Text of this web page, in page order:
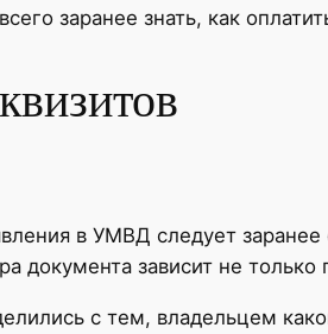
заранее знать, как
в УМВД следует
документа зависит не
с тем, владельцем